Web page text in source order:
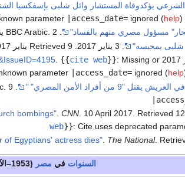
الشرعي يؤكدوفاة المستشار وائل شلبى بإسفكسيا
parameter |access_date= ignored (help)
مسؤول مصري متهم بالفساد" . BBC Arabic. 2 يناير 2017
شلبى بمحبسه"
. {{cite web}}: Missing or
parameter |access_date= ignored (help
"9 من أفراد الأمن المصري" "
.CNN . 10 April 2017 . Retrieved
web}}:Cite uses deprecated
of Egyptians' actress dies". The National.
السنوات في مصر (1953–الآن)